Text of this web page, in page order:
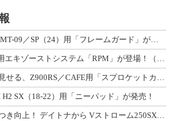
マジカルレーシングから MT-09／SP（24）用「フレームガード」が登場！
RPM から ホンダ GROM用エキゾーストシステム「RPM」が登場！（動画あり
カスタムスプロケットを見せる、Z900RS／CAFE用「スプロケットカバーフルキ
SX（18-22）用「ニーパッド」が発売！
ゲル素材入りで快適＆足つき向上！ デイトナから Vストローム250SX用「快適ロ